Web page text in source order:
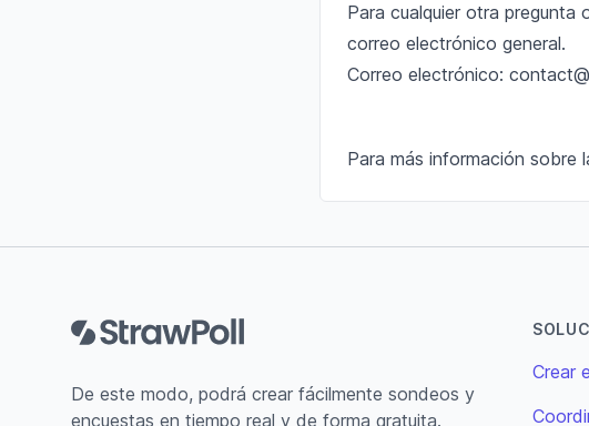
Para cualquier otra
correo electrónico general.
Correo electrónico:
Para más información sobre
De este modo, podrá crear fácilmente sondeos y
encuestas en tiempo real y de forma gratuita.
Crear